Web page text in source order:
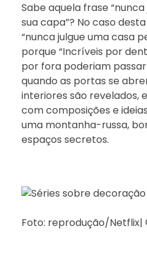
Sabe aquela frase
sua capa”? No caso
“nunca julgue uma casa
porque “Incríveis por
por fora poderiam
quando as portas se
interiores são revelados,
com composições e
uma montanha-russa,
espaços secretos.
Foto: reprodução/